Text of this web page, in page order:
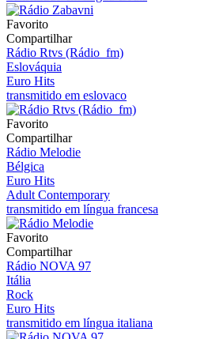
Favorito
Compartilhar
Rádio Rtvs (Rádio_fm)
Eslováquia
Euro Hits
transmitido em eslovaco
Favorito
Compartilhar
Rádio Melodie
Bélgica
Euro Hits
Adult Contemporary
transmitido em língua francesa
Favorito
Compartilhar
Rádio NOVA 97
Itália
Rock
Euro Hits
transmitido em língua italiana